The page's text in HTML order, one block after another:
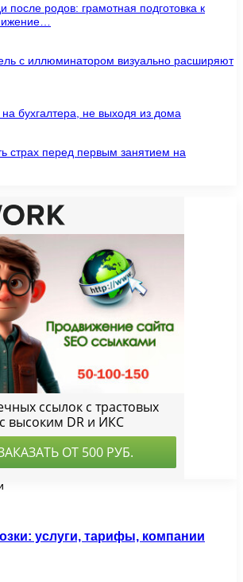
после родов: грамотная подготовка к
с иллюминатором визуально расширяют
на бухгалтера, не выходя из дома
страх перед первым занятием на
услуги, тарифы, компании